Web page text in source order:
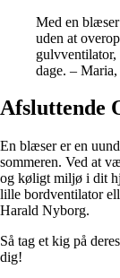
Med en
uden at
dage. –
Afsluttende
En blæser er en
sommeren. Ved at
og køligt miljø i dit
lille bordventilator
Harald Nyborg.
Så tag et kig på
dig!